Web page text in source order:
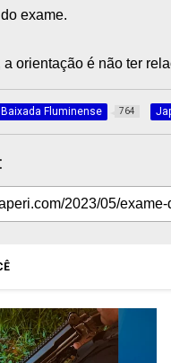
exame.
orientação é não ter
Baixada Fluminense 764